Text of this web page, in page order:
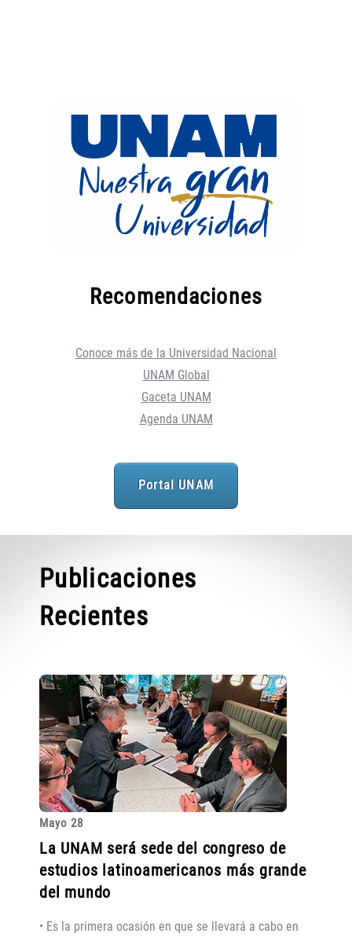
Recomendaciones
Conoce más de la Universidad Nacional
UNAM Global
Gaceta UNAM
Agenda UNAM
Portal UNAM
Publicaciones
Recientes
Mayo 28
La UNAM será sede del congreso de
estudios latinoamericanos más grande
del mundo
• Es la primera ocasión en que se llevará a cabo en